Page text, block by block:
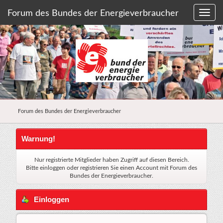
Forum des Bundes der Energieverbraucher
Forum des Bundes der Energieverbraucher
Warnung!
Nur registrierte Mitglieder haben Zugriff auf diesen Bereich.
Bitte einloggen oderregistrieren Sie einen Account mit Forum des
Bundes der Energieverbraucher.
Einloggen